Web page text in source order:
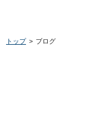
トップ > ブログ